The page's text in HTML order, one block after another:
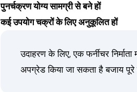
पुनर्चक्रण योग्य सामग्री से बने हों
कई उपयोग चक्रों के लिए अनुकूलित हों
उदाहरण के लिए, एक फर्नीचर
अपग्रेड किया जा सकता है बजाय